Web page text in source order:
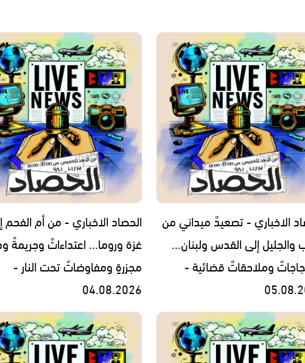
الاخباري - تصعيدٌ ميداني من
والجليل إلى القدس ولبنان...
وملاحقاتٌ قضائية -
الحصاد الاخباري - من أم الفحم
غزة وروما... اعتداءاتٌ وجريمةٌ
مجزرةٍ ومفاوضاتٌ تحت النار -
04.08.2026